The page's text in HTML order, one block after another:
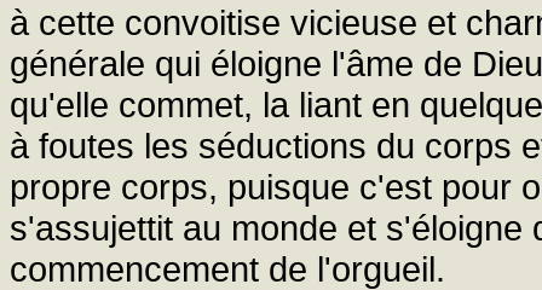
à cette convoitise vicieuse et
générale qui éloigne l'âme de
qu'elle commet, la liant en
à foutes les séductions du corps
propre corps, puisque c'est pour
s'assujettit au monde et
commencement de l'orgueil.